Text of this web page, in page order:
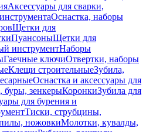
Аксессуары для сварки,
Оснастка, наборы
Щетки для
ПуансоныЩетки для
инструментНаборы
Гаечные ключиОтвертки, наборы
Клещи строительныеЗубила,
Оснастка и аксессуары для
буры, зенкерыКоронкиЗубила для
для бурения и
Тиски, струбцины,
ножовкиМолотки, кувалды,